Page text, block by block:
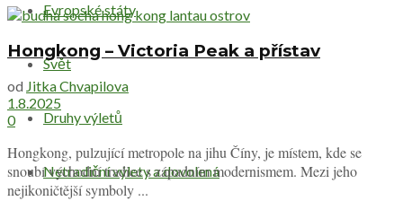
Evropské státy
Svět
Druhy výletů
Netradiční výlety a dovolená
Hongkong – Victoria Peak a přístav
od Jitka Chvapilova
1.8.2025
0
Hongkong, pulzující metropole na jihu Číny, je místem, kde se
snoubí východní tradice s západním modernismem. Mezi jeho
nejikoničtější symboly ...